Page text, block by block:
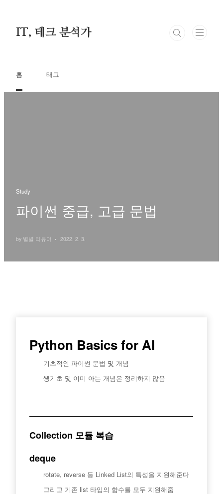
IT, 테크 분석가
홈 태그
Study
파이썬 중급, 고급 문법
by 별별 리뷰어 2022. 2. 3.
Python Basics for AI
기초적인 파이썬 문법 및 개념
쌩기초 및 이미 아는 개념은 정리하지 않음
Collection 모듈 복습
deque
rotate, reverse 등 Linked List의 특성을 지원해준다
그리고 기존 list 타입의 함수를 모두 지원해줌